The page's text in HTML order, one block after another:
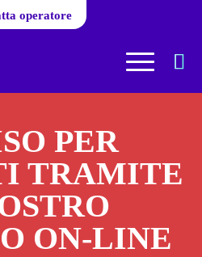
operatore
PER
TRAMITE
ON-LINE